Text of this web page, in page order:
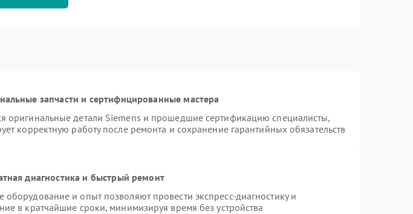
запчасти и сертифицированные мастера
оригинальные детали Siemens и прошедшие сертификацию специалисты,
корректную работу после ремонта и сохранение гарантийных обязательств
диагностика и быстрый ремонт
оборудование и опыт позволяют провести экспресс-диагностику и
в кратчайшие сроки, минимизируя время без устройства